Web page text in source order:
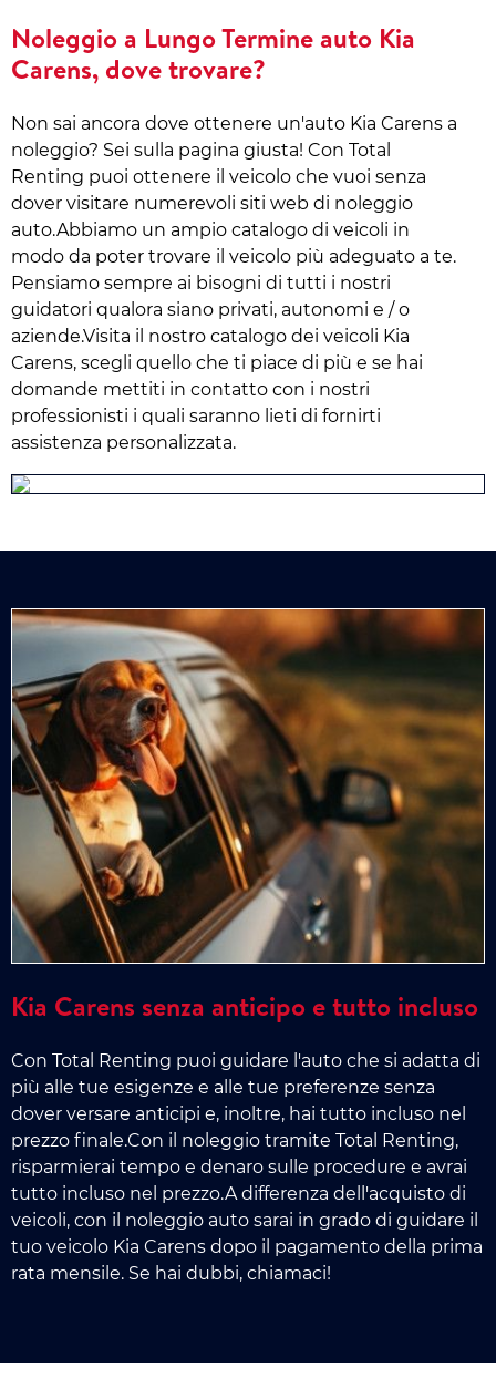
Noleggio a Lungo Termine auto Kia
Carens, dove trovare?
Non sai ancora dove ottenere un'auto Kia Carens a
noleggio? Sei sulla pagina giusta! Con Total
Renting puoi ottenere il veicolo che vuoi senza
dover visitare numerevoli siti web di noleggio
auto.Abbiamo un ampio catalogo di veicoli in
modo da poter trovare il veicolo più adeguato a te.
Pensiamo sempre ai bisogni di tutti i nostri
guidatori qualora siano privati, autonomi e / o
aziende.Visita il nostro catalogo dei veicoli Kia
Carens, scegli quello che ti piace di più e se hai
domande mettiti in contatto con i nostri
professionisti i quali saranno lieti di fornirti
assistenza personalizzata.
Kia Carens senza anticipo e tutto incluso
Con Total Renting puoi guidare l'auto che si adatta di
più alle tue esigenze e alle tue preferenze senza
dover versare anticipi e, inoltre, hai tutto incluso nel
prezzo finale.Con il noleggio tramite Total Renting,
risparmierai tempo e denaro sulle procedure e avrai
tutto incluso nel prezzo.A differenza dell'acquisto di
veicoli, con il noleggio auto sarai in grado di guidare il
tuo veicolo Kia Carens dopo il pagamento della prima
rata mensile. Se hai dubbi, chiamaci!